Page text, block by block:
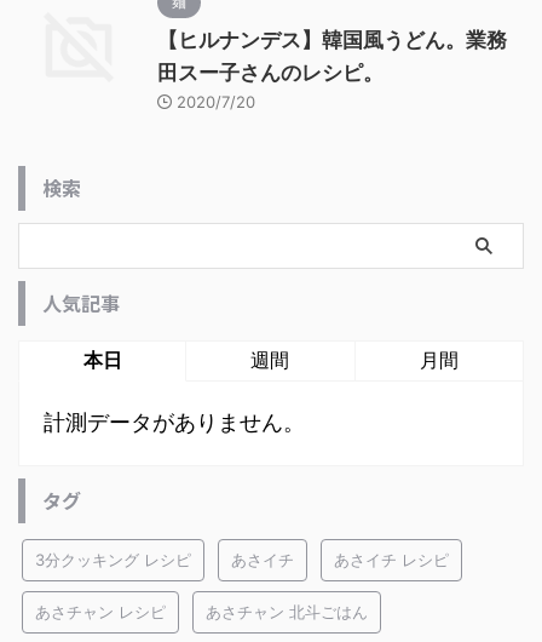
【ヒルナンデス】韓国風うどん。業務
田スー子さんのレシピ。
2020/7/20
検索
人気記事
本日 週間 月間
計測データがありません。
タグ
3分クッキング レシピ あさイチ あさイチ レシピ
あさチャン レシピ あさチャン 北斗ごはん